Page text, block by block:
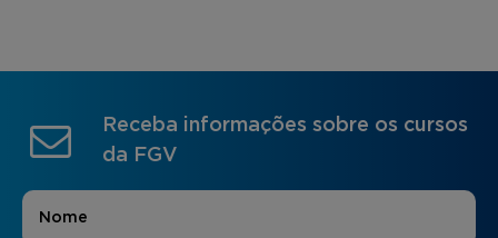
Receba informações sobre os cursos
da FGV
Nome